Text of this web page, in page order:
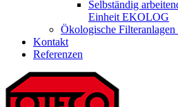
Selbständig
Einheit EKOLOG
Ökologische
Kontakt
Referenzen